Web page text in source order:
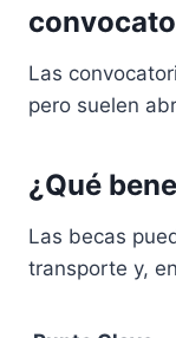
Las
pero suelen
¿Qué
Las becas
transporte y,